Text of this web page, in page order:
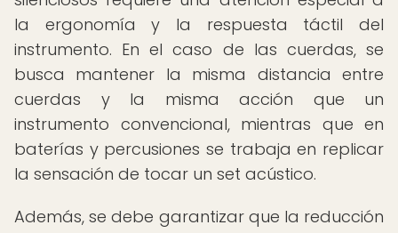
la ergonomía y la respuesta táctil del
instrumento. En el caso de las cuerdas, se
busca mantener la misma distancia entre
cuerdas y la misma acción que un
instrumento convencional, mientras que en
baterías y percusiones se trabaja en replicar
la sensación de tocar un set acústico.
Además, se debe garantizar que la reducción